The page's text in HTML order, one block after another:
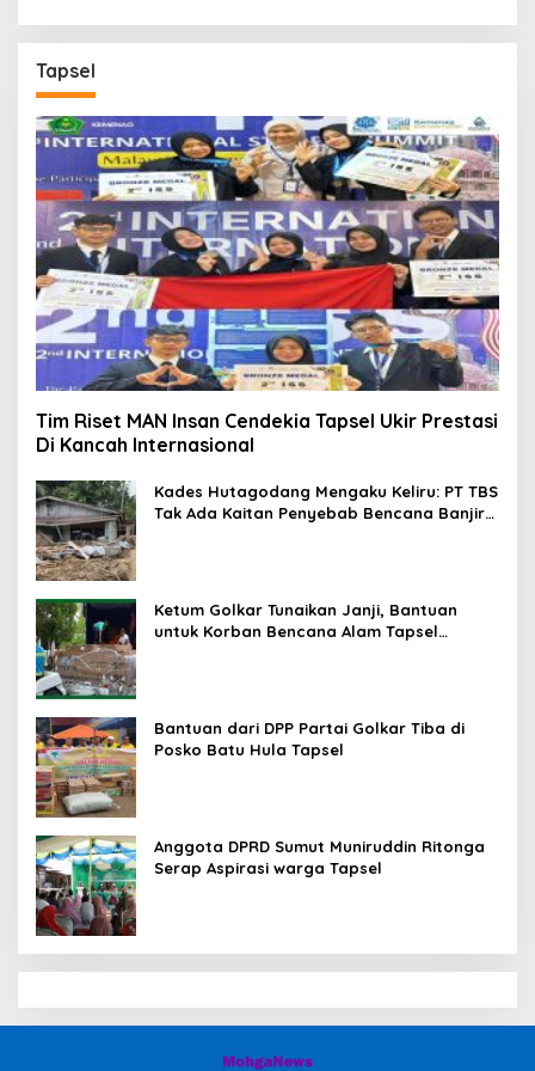
Tapsel
Tim Riset MAN Insan Cendekia Tapsel Ukir Prestasi
Di Kancah Internasional
Kades Hutagodang Mengaku Keliru: PT TBS
Tak Ada Kaitan Penyebab Bencana Banjir
Ketum Golkar Tunaikan Janji, Bantuan
untuk Korban Bencana Alam Tapsel
Bantuan dari DPP Partai Golkar Tiba di
Posko Batu Hula Tapsel
Anggota DPRD Sumut Muniruddin Ritonga
Serap Aspirasi warga Tapsel